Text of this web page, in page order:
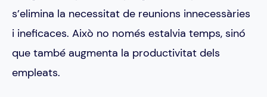
s’elimina la necessitat de reunions innecessàries
i ineficaces. Això no només estalvia temps, sinó
que també augmenta la productivitat dels
empleats.